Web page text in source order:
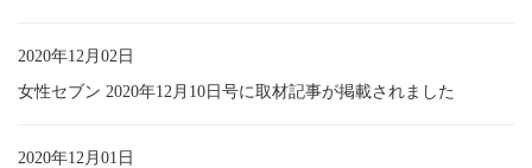
2020年12月02日
女性セブン 2020年12月10日号に取材記事が掲載されました
2020年12月01日